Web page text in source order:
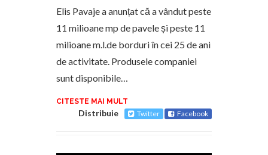
Elis Pavaje a anunțat că a vândut peste
11 milioane mp de pavele și peste 11
milioane m.l.de borduri în cei 25 de ani
de activitate. Produsele companiei
sunt disponibile…
CITESTE MAI MULT
Distribuie Twitter Facebook